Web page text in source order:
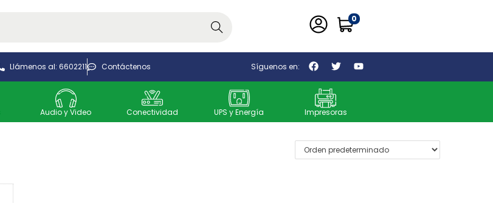
Buscar
0
Llámenos al: 6602211 Contáctenos Síguenos en:
Audio y Video Conectividad UPS y Energía Impresoras